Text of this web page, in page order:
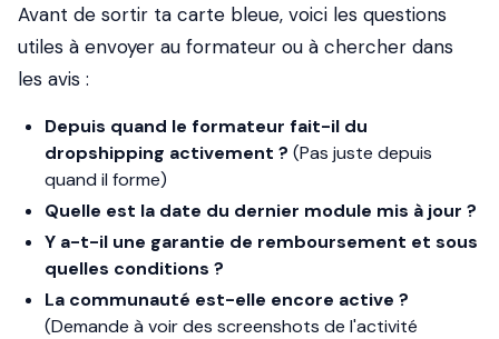
Avant de sortir ta carte bleue, voici les questions
utiles à envoyer au formateur ou à chercher dans
les avis :
Depuis quand le formateur fait-il du
dropshipping activement ? (Pas juste depuis
quand il forme)
Quelle est la date du dernier module mis à jour ?
Y a-t-il une garantie de remboursement et sous
quelles conditions ?
La communauté est-elle encore active ?
(Demande à voir des screenshots de l'activité